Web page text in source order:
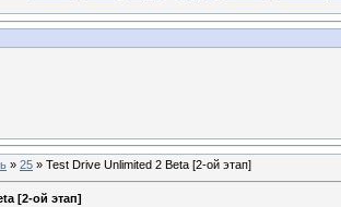
» 25 » Test Drive Unlimited 2 Beta [2-ой этап]
[2-ой этап]